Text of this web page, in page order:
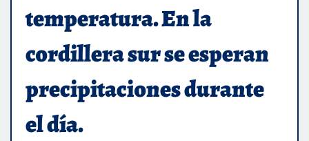
temperatura. En la
cordillera sur se esperan
precipitaciones durante
el día.